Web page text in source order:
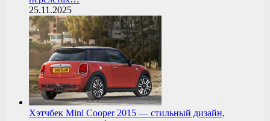
25.11.2025
Хэтчбек Mini Cooper 2015 — стильный дизайн,